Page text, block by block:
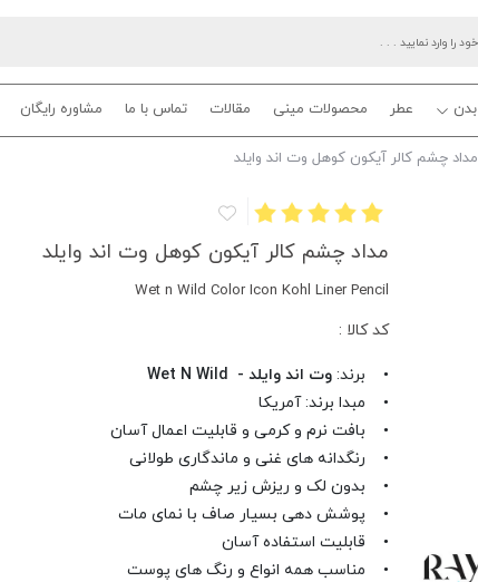
بدن عطر محصولات مینی مقالات تماس با ما مشاوره رایگان
مداد چشم کالر آیکون کوهل وت اند وایلد
مداد چشم کالر آیکون کوهل وت اند وایلد
Wet n Wild Color Icon Kohl Liner Pencil
کد کالا :
• برند:وت اند وایلد - Wet N Wild
• مبدا برند: آمریکا
• بافت نرم و کرمی و قابلیت اعمال آسان
• رنگدانه های غنی و ماندگاری طولانی
• بدون لک و ریزش زیر چشم
• پوشش دهی بسیار صاف با نمای مات
• قابلیت استفاده آسان
• مناسب همه انواع و رنگ های پوست